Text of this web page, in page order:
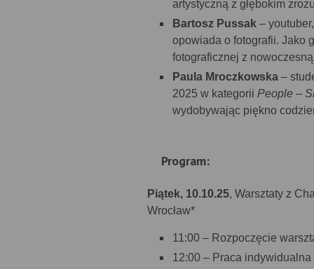
artystyczną z głębokim
Bartosz Pussak –
opowiada o fotografii. Jako
fotograficznej z
Paula Mroczkowska –
2025 w kategorii People –
wydobywając piękno
Program:
Piątek, 10.10.25, Warsztaty z
Wrocław*
11:00 – Rozpoczęcie
12:00 – Praca indywidualna